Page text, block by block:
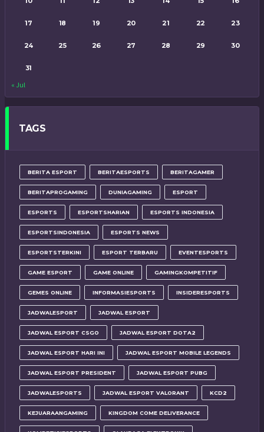
17 18 19 20 21 22 23
24 25 26 27 28 29 30
31
« Jul
TAGS
BERITA ESPORT BERITAESPORTS BERITAGAMER
BERITAPROGAMING DUNIAGAMING ESPORT
ESPORTS ESPORTSHARIAN ESPORTS INDONESIA
ESPORTSINDONESIA ESPORTS NEWS
ESPORTSTERKINI ESPORT TERBARU EVENTESPORTS
GAME ESPORT GAME ONLINE GAMINGKOMPETITIF
GEMES ONLINE INFORMASIESPORTS INSIDERESPORTS
JADWALESPORT JADWAL ESPORT
JADWAL ESPORT CSGO JADWAL ESPORT DOTA2
JADWAL ESPORT HARI INI JADWAL ESPORT MOBILE LEGENDS
JADWAL ESPORT PRESIDENT JADWAL ESPORT PUBG
JADWALESPORTS JADWAL ESPORT VALORANT KCD2
KEJUARAANGAMING KINGDOM COME DELIVERANCE